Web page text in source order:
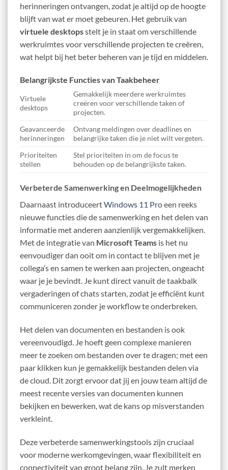
herinneringen ontvangen, zodat je altijd op de hoogte
blijft van wat er moet gebeuren. Het gebruik van
virtuele desktopsstelt je in staat om verschillende
werkruimtes voor verschillende projecten te creëren,
wat helpt bij het beter beheren van je tijd en middelen.
Belangrijkste Functies van Taakbeheer
Virtuele
desktops
Gemakkelijk meerdere werkruimtes
creëren voor verschillende taken of
projecten.
Geavanceerde
herinneringen
Ontvang meldingen over deadlines en
belangrijke taken die je niet wilt vergeten.
Prioriteiten
stellen
Stel prioriteiten in om de focus te
behouden op de belangrijkste taken.
Verbeterde Samenwerking en Deelmogelijkheden
Daarnaast introduceertWindows 11 Proeen reeks
nieuwe functies die de samenwerking en het delen van
informatie met anderen aanzienlijk vergemakkelijken.
Met de integratie van Microsoft Teams is het nu
eenvoudiger dan ooit om in contact te blijven met je
collega’s en samen te werken aan projecten, ongeacht
waar je je bevindt. Je kunt direct vanuit de taakbalk
vergaderingen of chats starten, zodat je efficiënt kunt
communiceren zonder je workflow te onderbreken.
Het delen van documenten en bestanden is ook
vereenvoudigd. Je hoeft geen complexe manieren
meer te zoeken om bestanden over te dragen; met een
paar klikken kun je gemakkelijk bestanden delen via
de cloud. Dit zorgt ervoor dat jij en jouw team altijd de
meest recente versies van documenten kunnen
bekijken en bewerken, wat de kans op misverstanden
verkleint.
Deze verbeterde samenwerkingstools zijn cruciaal
voor moderne werkomgevingen, waar flexibiliteit en
connectiviteit van groot belang zijn. Je zult merken